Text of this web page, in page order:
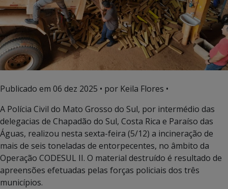
Publicado em 06 dez 2025 • por Keila Flores •
A Polícia Civil do Mato Grosso do Sul, por intermédio das
delegacias de Chapadão do Sul, Costa Rica e Paraíso das
Águas, realizou nesta sexta-feira (5/12) a incineração de
mais de seis toneladas de entorpecentes, no âmbito da
Operação CODESUL II. O material destruído é resultado de
apreensões efetuadas pelas forças policiais dos três
municípios.